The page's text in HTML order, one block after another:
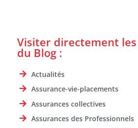
Visiter directement
du Blog :
Actualités
Assurance-vie-placements
Assurances collectives
Assurances des Professionnels